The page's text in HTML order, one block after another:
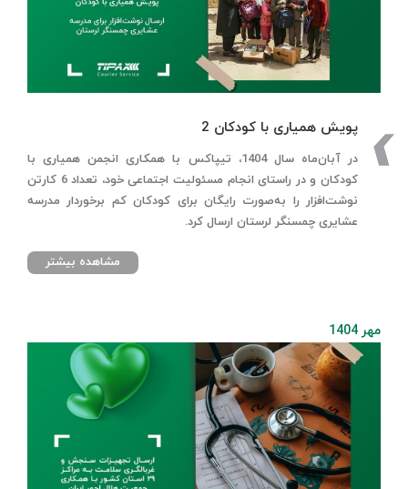
پویش همیاری با کودکان 2
در آبان‌ماه سال 1404، تیپاکس با همکاری انجمن همیاری با
کودکان و در راستای انجام مسئولیت اجتماعی خود، تعداد 6 کارتن
نوشت‌افزار را به‌صورت رایگان برای کودکان کم برخوردار مدرسه
عشایری چمسنگر لرستان ارسال کرد.
مشاهده بیشتر
مهر 1404